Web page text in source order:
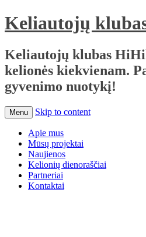
Keliautojų
Keliautojų klubas
kelionės kiekvienam.
gyvenimo nuotykį!
Menu Skip to content
Apie mus
Mūsų projektai
Naujienos
Kelionių dienoraščiai
Partneriai
Kontaktai